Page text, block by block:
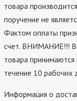
товара
поручение не
Фактом оплаты
счет. ВНИМАНИЕ!!!
товара
течение 10 рабочих
Информация о